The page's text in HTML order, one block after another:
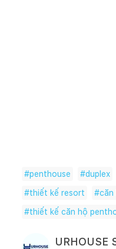
#penthouse #duplex
#thiết kế resort #căn
#thiết kế căn hộ
URHOUSE